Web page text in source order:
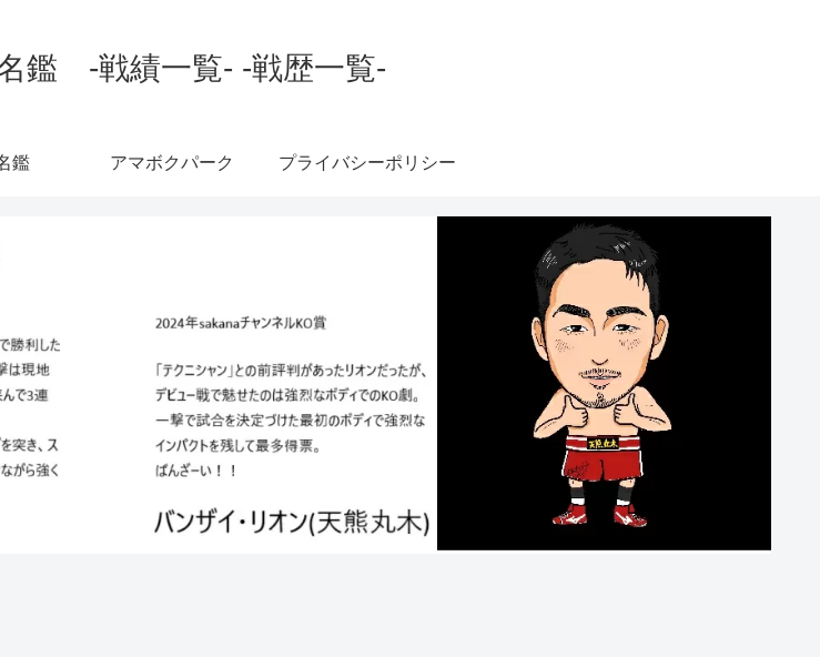
鑑 -戦績一覧- -戦歴一覧-
鑑 アマボクパーク プライバシーポリシー